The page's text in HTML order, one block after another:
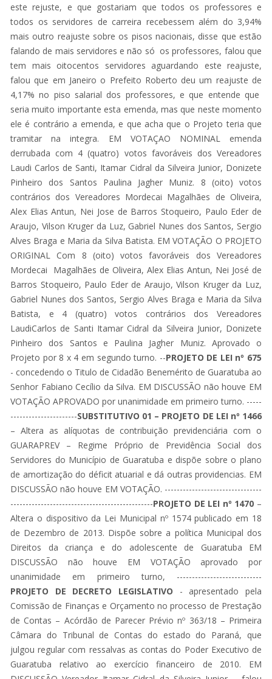
este rejuste, e que gostariam que todos os professores e
todos os servidores de carreira recebessem além do 3,94%
mais outro reajuste sobre os pisos nacionais, disse que estão
falando de mais servidores e não só os professores, falou que
tem mais oitocentos servidores aguardando este reajuste,
falou que em Janeiro o Prefeito Roberto deu um reajuste de
4,17% no piso salarial dos professores, e que entende que
seria muito importante esta emenda, mas que neste momento
ele é contrário a emenda, e que acha que o Projeto teria que
tramitar na integra. EM VOTAÇAO NOMINAL emenda
derrubada com 4 (quatro) votos favoráveis dos Vereadores
Laudi Carlos de Santi, Itamar Cidral da Silveira Junior, Donizete
Pinheiro dos Santos Paulina Jagher Muniz. 8 (oito) votos
contrários dos Vereadores Mordecai Magalhães de Oliveira,
Alex Elias Antun, Nei Jose de Barros Stoqueiro, Paulo Eder de
Araujo, Vilson Kruger da Luz, Gabriel Nunes dos Santos, Sergio
Alves Braga e Maria da Silva Batista. EM VOTAÇÃO O PROJETO
ORIGINAL Com 8 (oito) votos favoráveis dos Vereadores
Mordecai Magalhães de Oliveira, Alex Elias Antun, Nei José de
Barros Stoqueiro, Paulo Eder de Araujo, Vilson Kruger da Luz,
Gabriel Nunes dos Santos, Sergio Alves Braga e Maria da Silva
Batista, e 4 (quatro) votos contrários dos Vereadores
LaudiCarlos de Santi Itamar Cidral da Silveira Junior, Donizete
Pinheiro dos Santos e Paulina Jagher Muniz. Aprovado o
Projeto por 8 x 4 em segundo turno. --PROJETO DE LEI nº 675
- concedendo o Titulo de Cidadão Benemérito de Guaratuba ao
Senhor Fabiano Cecílio da Silva. EM DISCUSSÃO não houve EM
VOTAÇÃO APROVADO por unanimidade em primeiro turno. -----
----------------------SUBSTITUTIVO 01 – PROJETO DE LEI nº 1466
– Altera as alíquotas de contribuição previdenciária com o
GUARAPREV – Regime Próprio de Previdência Social dos
Servidores do Município de Guaratuba e dispõe sobre o plano
de amortização do déficit atuarial e dá outras providencias. EM
DISCUSSÃO não houve EM VOTAÇÃO. --------------------------------
-----------------------------------------------PROJETO DE LEI nº 1470 –
Altera o dispositivo da Lei Municipal nº 1574 publicado em 18
de Dezembro de 2013. Dispõe sobre a política Municipal dos
Direitos da criança e do adolescente de Guaratuba EM
DISCUSSÃO não houve EM VOTAÇÃO aprovado por
unanimidade em primeiro turno, ----------------------------
PROJETO DE DECRETO LEGISLATIVO - apresentado pela
Comissão de Finanças e Orçamento no processo de Prestação
de Contas – Acórdão de Parecer Prévio nº 363/18 – Primeira
Câmara do Tribunal de Contas do estado do Paraná, que
julgou regular com ressalvas as contas do Poder Executivo de
Guaratuba relativo ao exercício financeiro de 2010. EM